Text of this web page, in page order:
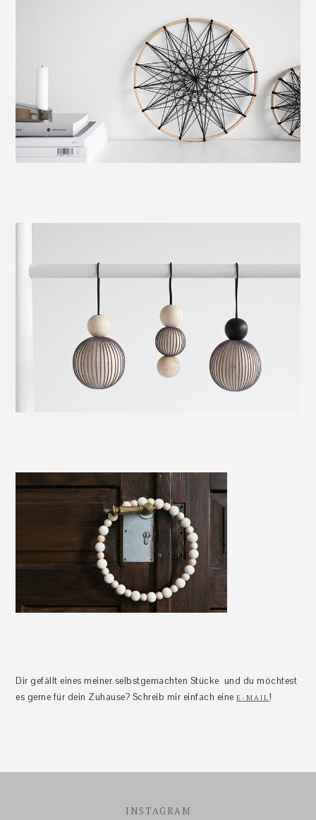
Dir gefällt eines meiner selbstgemachten Stücke und du möchtest
es gerne für dein Zuhause? Schreib mir einfach eineE-MAIL!
INSTAGRAM